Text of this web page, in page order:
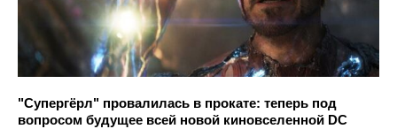
"Супергёрл" провалилась в прокате: теперь под
вопросом будущее всей новой киновселенной DC